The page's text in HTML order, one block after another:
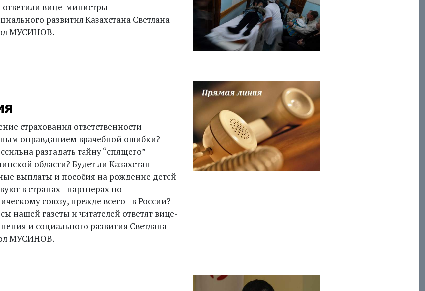
ответили вице-министры
развития Казахстана Светлана
МУСИНОВ.
страхования ответственности
оправданием врачебной ошибки?
разгадать тайну “спящего”
области? Будет ли Казах­стан
выплаты и пособия на рождение детей
в странах - партнерах по
союзу, прежде всего - в России?
нашей газеты и читателей ответят вице-
и социального развития Светлана
МУСИНОВ.